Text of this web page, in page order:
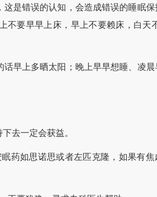
错误的认知，会造成错误的睡眠保
不要早早上床，早上不要赖床，白天
上多晒太阳；晚上早早想睡、凌晨
去一定会获益。
如思诺思或者左匹克隆，如果有焦